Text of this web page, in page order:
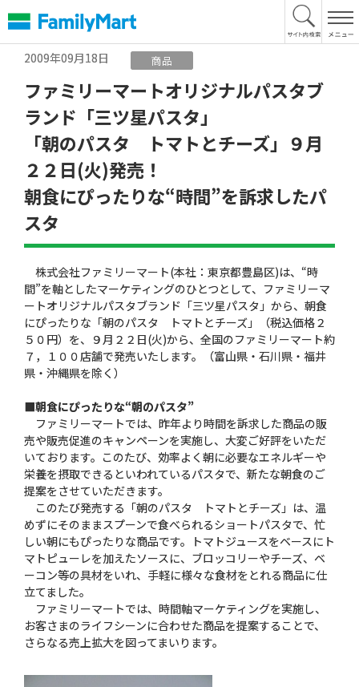
文
へ
2009年09月18日
商品
ファミリーマートオリジナルパスタブ
ランド「三ツ星パスタ」
「朝のパスタ トマトとチーズ」９月
２２日(火)発売！
朝食にぴったりな“時間”を訴求したパ
スタ
株式会社ファミリーマート(本社：東京都豊島区)は、“時
間”を軸としたマーケティングのひとつとして、ファミリーマ
ートオリジナルパスタブランド「三ツ星パスタ」から、朝食
にぴったりな「朝のパスタ トマトとチーズ」（税込価格２
５０円）を、９月２２日(火)から、全国のファミリーマート約
７，１００店舗で発売いたします。（富山県・石川県・福井
県・沖縄県を除く）
■朝食にぴったりな“朝のパスタ”
ファミリーマートでは、昨年より時間を訴求した商品の販
売や販売促進のキャンペーンを実施し、大変ご好評をいただ
いております。このたび、効率よく朝に必要なエネルギーや
栄養を摂取できるといわれているパスタで、新たな朝食のご
提案をさせていただきます。
このたび発売する「朝のパスタ トマトとチーズ」は、温
めずにそのままスプーンで食べられるショートパスタで、忙
しい朝にもぴったりな商品です。トマトジュースをベースにト
マトピューレを加えたソースに、ブロッコリーやチーズ、ベ
ーコン等の具材をいれ、手軽に様々な食材をとれる商品に仕
立てました。
ファミリーマートでは、時間軸マーケティングを実施し、
お客さまのライフシーンに合わせた商品を提案することで、
さらなる売上拡大を図ってまいります。